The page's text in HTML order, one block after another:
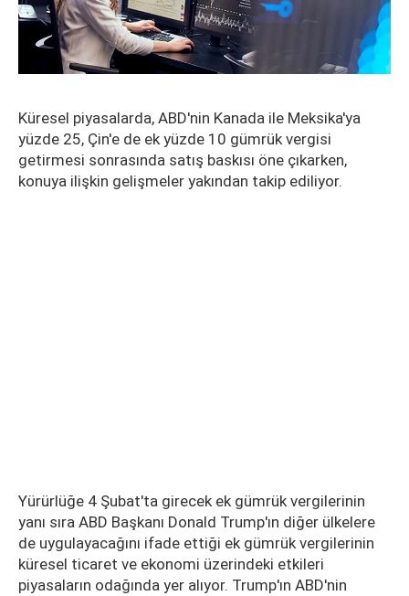
Küresel piyasalarda, ABD'nin Kanada ile Meksika'ya
yüzde 25, Çin'e de ek yüzde 10 gümrük vergisi
getirmesi sonrasında satış baskısı öne çıkarken,
konuya ilişkin gelişmeler yakından takip ediliyor.
Yürürlüğe 4 Şubat'ta girecek ek gümrük vergilerinin
yanı sıra ABD Başkanı Donald Trump'ın diğer ülkelere
de uygulayacağını ifade ettiği ek gümrük vergilerinin
küresel ticaret ve ekonomi üzerindeki etkileri
piyasaların odağında yer alıyor. Trump'ın ABD'nin